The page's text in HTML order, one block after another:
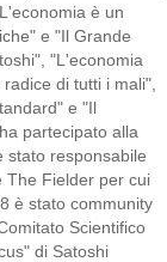
è un
e "Il Grande
"L'economia
di tutti i mali",
e "Il
partecipato alla
stato responsabile
The Fielder per cui
è stato community
Scientifico
di Satoshi